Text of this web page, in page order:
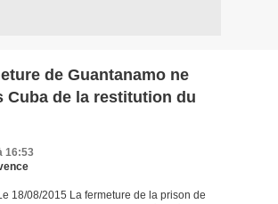
de Guantanamo ne
Cuba de la restitution du
16:53
18/08/2015 La fermeture de la prison de